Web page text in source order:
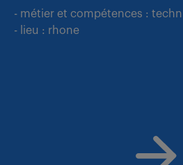
- métier et compétences :
- lieu : rhone